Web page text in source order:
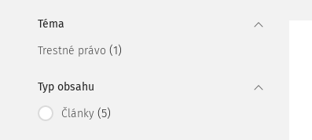
Téma
Trestné právo (1)
Typ obsahu
Články (5)